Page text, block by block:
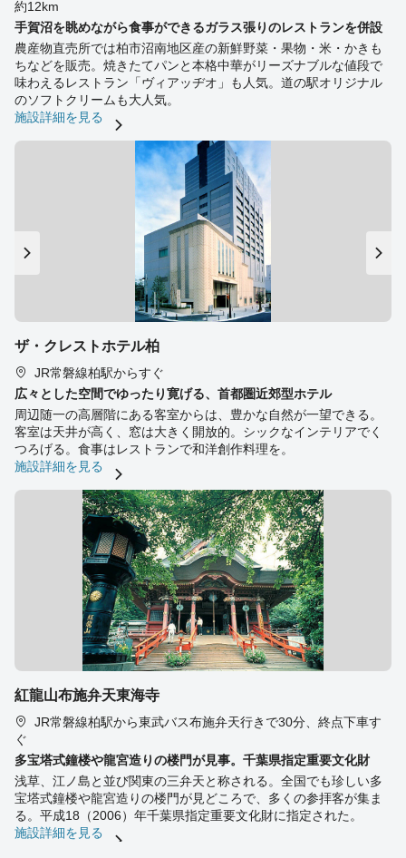
約12km
手賀沼を眺めながら食事ができるガラス張りのレストランを併設
農産物直売所では柏市沼南地区産の新鮮野菜・果物・米・かきも
ちなどを販売。焼きたてパンと本格中華がリーズナブルな値段で
味わえるレストラン「ヴィアッヂオ」も人気。道の駅オリジナル
のソフトクリームも大人気。
施設詳細を見る
ザ・クレストホテル柏
JR常磐線柏駅からすぐ
広々とした空間でゆったり寛げる、首都圏近郊型ホテル
周辺随一の高層階にある客室からは、豊かな自然が一望できる。
客室は天井が高く、窓は大きく開放的。シックなインテリアでく
つろげる。食事はレストランで和洋創作料理を。
施設詳細を見る
紅龍山布施弁天東海寺
JR常磐線柏駅から東武バス布施弁天行きで30分、終点下車す
ぐ
多宝塔式鐘楼や龍宮造りの楼門が見事。千葉県指定重要文化財
浅草、江ノ島と並び関東の三弁天と称される。全国でも珍しい多
宝塔式鐘楼や龍宮造りの楼門が見どころで、多くの参拝客が集ま
る。平成18（2006）年千葉県指定重要文化財に指定された。
施設詳細を見る